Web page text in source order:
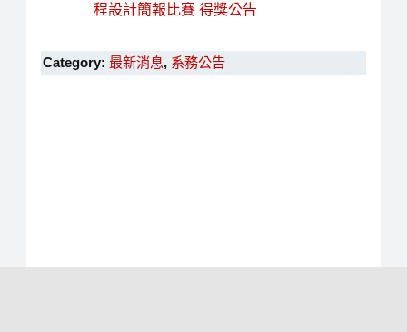
程設計簡報比賽 得獎公告
Category: 最新消息, 系務公告